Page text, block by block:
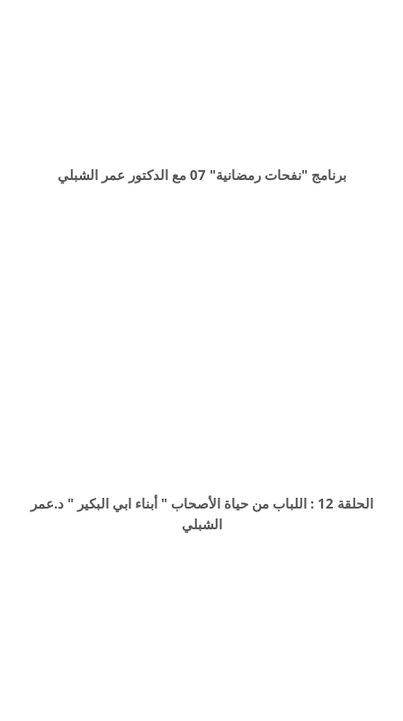
برنامج "نفحات رمضانية" 07 مع الدكتور عمر الشبلي
الحلقة 12 : اللباب من حياة الأصحاب " أبناء ابي البكير " د.عمر
الشبلي